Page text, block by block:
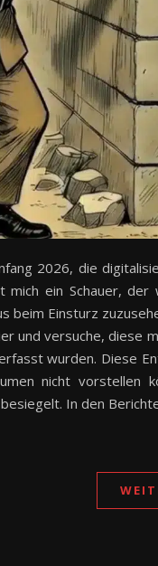
2026, die
mich ein Schauer,
beim Einsturz
und versuche, diese
wurden. Diese
nicht vorstellen
In den